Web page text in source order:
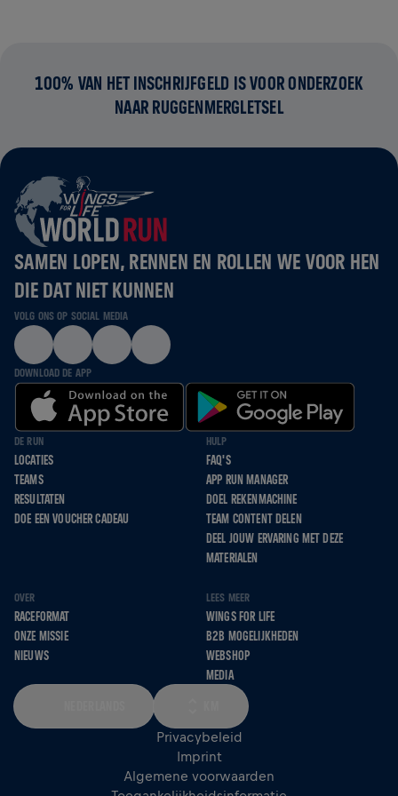
100% VAN HET INSCHRIJFGELD IS VOOR ONDERZOEK
NAAR RUGGENMERGLETSEL
SAMEN LOPEN, RENNEN EN ROLLEN WE VOOR HEN
DIE DAT NIET KUNNEN
VOLG ONS OP SOCIAL MEDIA
DOWNLOAD DE APP
DE RUN
LOCATIES
TEAMS
RESULTATEN
DOE EEN VOUCHER CADEAU
HULP
FAQ'S
APP RUN MANAGER
DOEL REKENMACHINE
TEAM CONTENT DELEN
DEEL JOUW ERVARING MET DEZE
MATERIALEN
OVER
RACEFORMAT
ONZE MISSIE
NIEUWS
LEES MEER
WINGS FOR LIFE
B2B MOGELIJKHEDEN
WEBSHOP
MEDIA
Privacybeleid
Imprint
Algemene voorwaarden